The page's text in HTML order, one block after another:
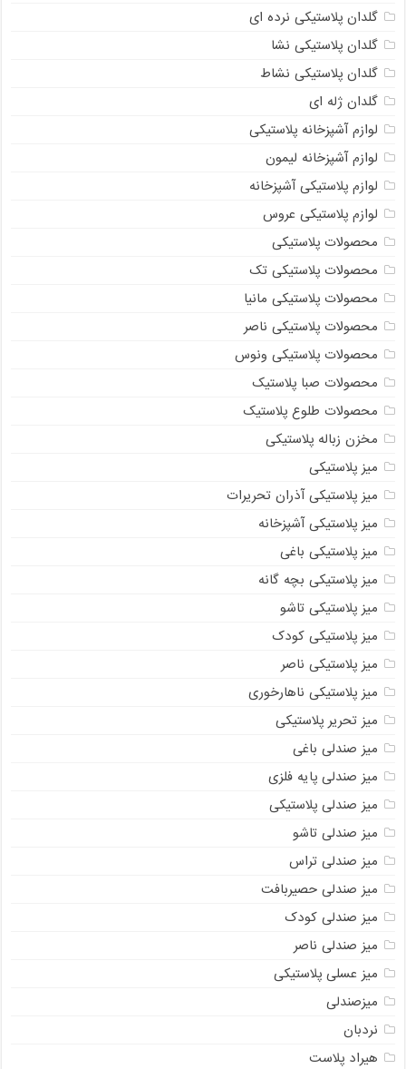
گلدان پلاستیکی نرده ای
گلدان پلاستیکی نشا
گلدان پلاستیکی نشاط
گلدان ژله ای
لوازم آشپزخانه پلاستیکی
لوازم آشپزخانه لیمون
لوازم پلاستیکی آشپزخانه
لوازم پلاستیکی عروس
محصولات پلاستیکی
محصولات پلاستیکی تک
محصولات پلاستیکی مانیا
محصولات پلاستیکی ناصر
محصولات پلاستیکی ونوس
محصولات صبا پلاستیک
محصولات طلوع پلاستیک
مخزن زباله پلاستیکی
میز پلاستیکی
میز پلاستیکی آذران تحریرات
میز پلاستیکی آشپزخانه
میز پلاستیکی باغی
میز پلاستیکی بچه گانه
میز پلاستیکی تاشو
میز پلاستیکی کودک
میز پلاستیکی ناصر
میز پلاستیکی ناهارخوری
میز تحریر پلاستیکی
میز صندلی باغی
میز صندلی پایه فلزی
میز صندلی پلاستیکی
میز صندلی تاشو
میز صندلی تراس
میز صندلی حصیربافت
میز صندلی کودک
میز صندلی ناصر
میز عسلی پلاستیکی
میزصندلی
نردبان
هیراد پلاست